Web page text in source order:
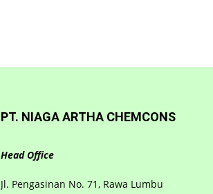
PT. NIAGA ARTHA CHEMCONS
Head Office
Jl. Pengasinan No. 71, Rawa Lumbu